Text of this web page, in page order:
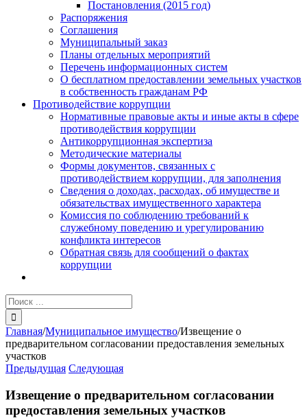
Постановления (2015 год)
Распоряжения
Соглашения
Муниципальный заказ
Планы отдельных мероприятий
Перечень информационных систем
О бесплатном предоставлении земельных участков
в собственность гражданам РФ
Противодействие коррупции
Нормативные правовые акты и иные акты в сфере
противодействия коррупции
Антикоррупционная экспертиза
Методические материалы
Формы документов, связанных с
противодействием коррупции, для заполнения
Сведения о доходах, расходах, об имуществе и
обязательствах имущественного характера
Комиссия по соблюдению требований к
служебному поведению и урегулированию
конфликта интересов
Обратная связь для сообщений о фактах
коррупции
Результат
поиска:
Главная/Муниципальное имущество/Извещение о
предварительном согласовании предоставления земельных
участков
Предыдущая Следующая
Извещение о предварительном согласовании
предоставления земельных участков